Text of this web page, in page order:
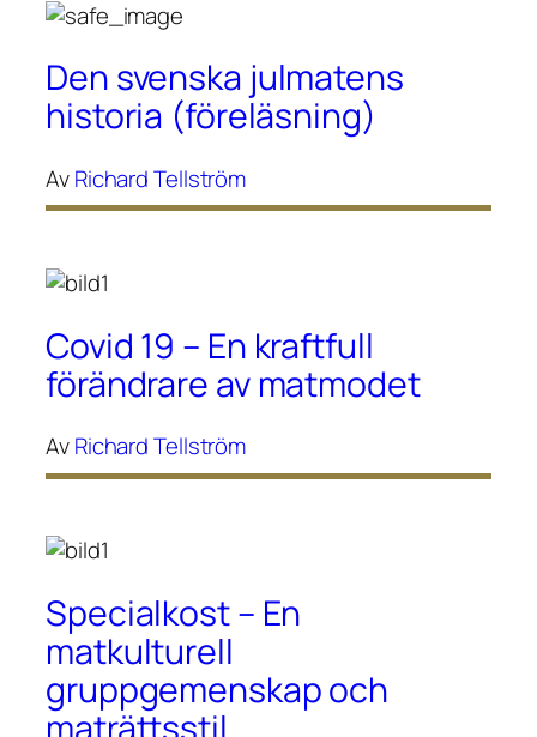
Den svenska julmatens
historia (föreläsning)
AvRichard Tellström
Covid 19 – En kraftfull
förändrare av matmodet
AvRichard Tellström
Specialkost – En
matkulturell
gruppgemenskap och